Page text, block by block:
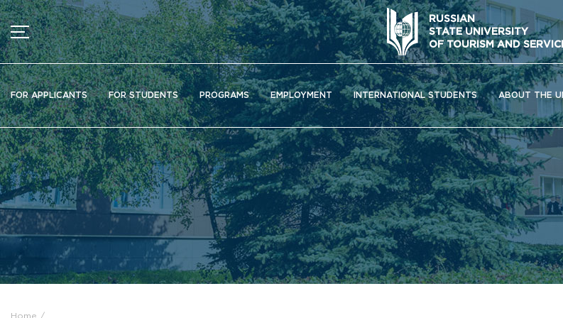
RUSSIAN
STATE UNIVERSITY
OF TOURISM AND
FOR APPLICANTS FOR STUDENTS PROGRAMS EMPLOYMENT INTERNATIONAL STUDENTS ABOUT THE
MENU
News
Ads
Documents
Information about educational organization
Officially about admission
Scientific activity
Higher schools / Institutes / Departments
Additional education
Федеральный ресурсный центр
Вакантные места для приема (перевода)
Home